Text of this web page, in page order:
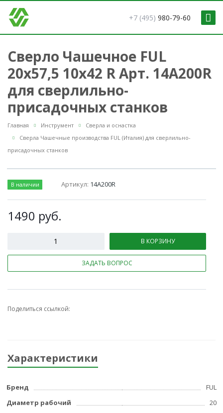
+7 (495) 980-79-60
Сверло Чашечное FUL
20x57,5 10x42 R Арт. 14A200R
для сверлильно-
присадочных станков
Главная Инструмент
Сверла и оснастка
Сверла Чашечные производства FUL (Италия) для сверлильно-
присадочных станков
В наличии Артикул: 14A200R
1490 руб.
В КОРЗИНУ
ЗАДАТЬ ВОПРОС
Поделиться ссылкой:
Характеристики
Бренд
FUL
Диаметр рабочий
20